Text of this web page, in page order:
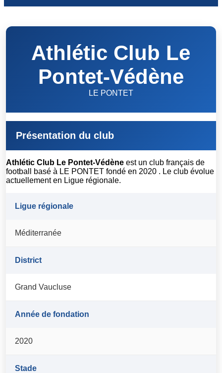
Athlétic Club Le
Pontet-Védène
LE PONTET
Présentation du club
Athlétic Club Le Pontet-Védène est un club français de
football basé à LE PONTET fondé en 2020 . Le club évolue
actuellement en Ligue régionale.
Ligue régionale
Méditerranée
District
Grand Vaucluse
Année de fondation
2020
Stade